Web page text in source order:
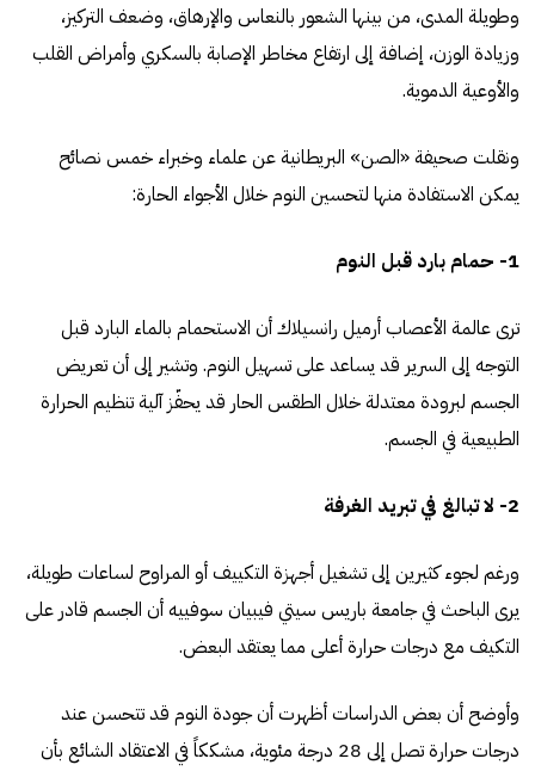
وطويلة المدى، من بينها الشعور بالنعاس والإرهاق، وضعف التركيز،
وزيادة الوزن، إضافة إلى ارتفاع مخاطر الإصابة بالسكري وأمراض القلب
والأوعية الدموية.
ونقلت صحيفة «الصن» البريطانية عن علماء وخبراء خمس نصائح
يمكن الاستفادة منها لتحسين النوم خلال الأجواء الحارة:
1- حمام بارد قبل النوم
ترى عالمة الأعصاب أرميل رانسيلاك أن الاستحمام بالماء البارد قبل
التوجه إلى السرير قد يساعد على تسهيل النوم. وتشير إلى أن تعريض
الجسم لبرودة معتدلة خلال الطقس الحار قد يحفّز آلية تنظيم الحرارة
الطبيعية في الجسم.
2- لا تبالغ في تبريد الغرفة
ورغم لجوء كثيرين إلى تشغيل أجهزة التكييف أو المراوح لساعات طويلة،
يرى الباحث في جامعة باريس سيتي فيبيان سوفييه أن الجسم قادر على
التكيف مع درجات حرارة أعلى مما يعتقد البعض.
وأوضح أن بعض الدراسات أظهرت أن جودة النوم قد تتحسن عند
درجات حرارة تصل إلى 28 درجة مئوية، مشككاً في الاعتقاد الشائع بأن